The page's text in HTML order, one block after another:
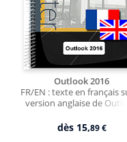
Outlook 2016
FR/EN : texte en français
version anglaise de
dès 15,89 €